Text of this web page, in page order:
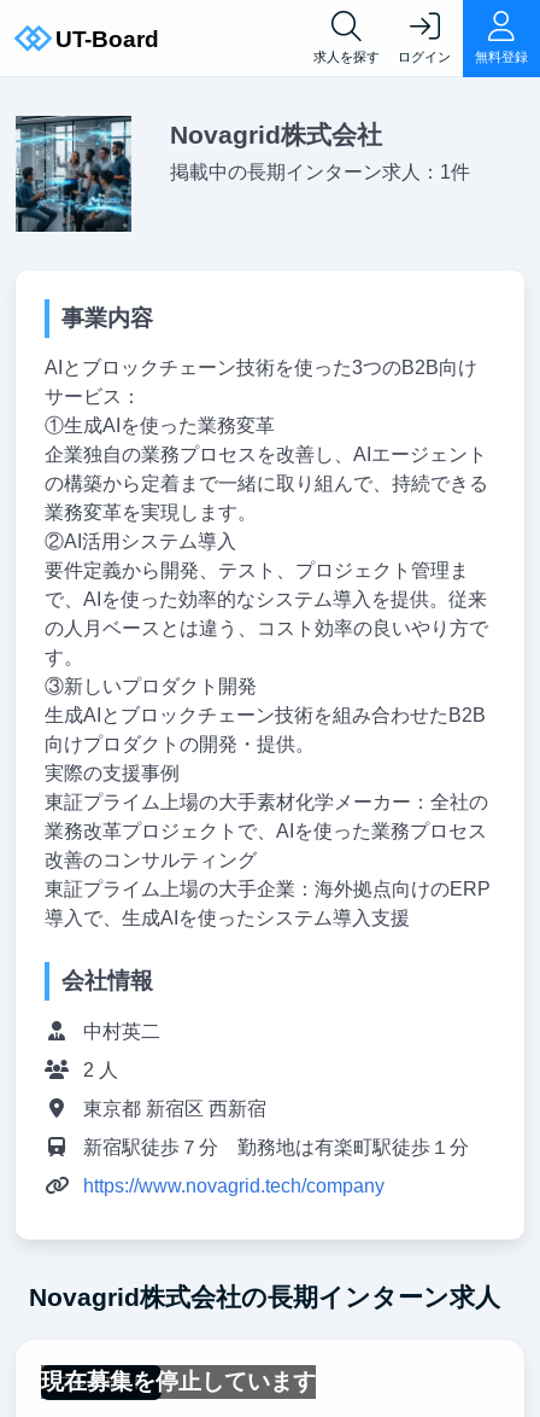
求人を探す ログイン 無料登録
Novagrid株式会社
掲載中の長期インターン求人：1件
事業内容
AIとブロックチェーン技術を使った3つのB2B向け
サービス：
①生成AIを使った業務変革
企業独自の業務プロセスを改善し、AIエージェント
の構築から定着まで一緒に取り組んで、持続できる
業務変革を実現します。
②AI活用システム導入
要件定義から開発、テスト、プロジェクト管理ま
で、AIを使った効率的なシステム導入を提供。従来
の人月ベースとは違う、コスト効率の良いやり方で
す。
③新しいプロダクト開発
生成AIとブロックチェーン技術を組み合わせたB2B
向けプロダクトの開発・提供。
実際の支援事例
東証プライム上場の大手素材化学メーカー：全社の
業務改革プロジェクトで、AIを使った業務プロセス
改善のコンサルティング
東証プライム上場の大手企業：海外拠点向けのERP
導入で、生成AIを使ったシステム導入支援
会社情報
中村英二
2 人
東京都 新宿区 西新宿
新宿駅徒歩７分 勤務地は有楽町駅徒歩１分
https://www.novagrid.tech/company
Novagrid株式会社の長期インターン求人
現在募集を停止しています
フルリモート